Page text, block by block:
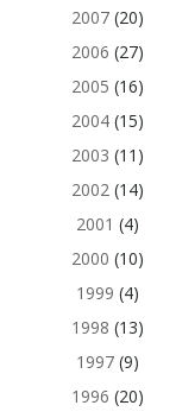
2007(20)
2006 (27)
2005 (16)
2004(15)
2003 (11)
2002(14)
2001 (4)
2000 (10)
1999 (4)
1998 (13)
1997(9)
1996 (20)